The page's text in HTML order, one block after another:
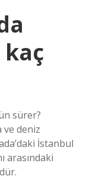
sürer?
ve deniz
İstanbul
arasındaki